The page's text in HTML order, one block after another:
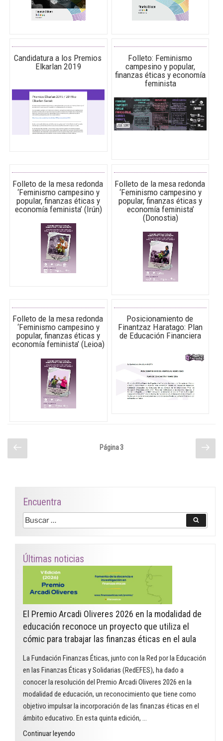
Candidatura a los Premios
Elkarlan 2019
Folleto: Feminismo
campesino y popular,
finanzas éticas y economía
feminista
Folleto de la mesa redonda
‘Feminismo campesino y
popular, finanzas éticas y
economía feminista’ (Irún)
Folleto de la mesa redonda
‘Feminismo campesino y
popular, finanzas éticas y
economía feminista’
(Donostia)
Folleto de la mesa redonda
‘Feminismo campesino y
popular, finanzas éticas y
economía feminista’ (Leioa)
Posicionamiento de
Finantzaz Haratago: Plan
de Educación Financiera
Paginación
de
Página
anterior
Página3
Encuentra
Buscar
por:
Últimas noticias
El Premio Arcadi Oliveres 2026 en la modalidad de
educación reconoce un proyecto que utiliza el
cómic para trabajar las finanzas éticas en el aula
La Fundación Finanzas Éticas, junto con la Red por la Educación
en las Finanzas Éticas y Solidarias (RedEFES), ha dado a
conocer la resolución del Premio Arcadi Oliveres 2026 en la
modalidad de educación, un reconocimiento que tiene como
objetivo impulsar la incorporación de las finanzas éticas en el
ámbito educativo. En esta quinta edición, …
Continuar leyendo